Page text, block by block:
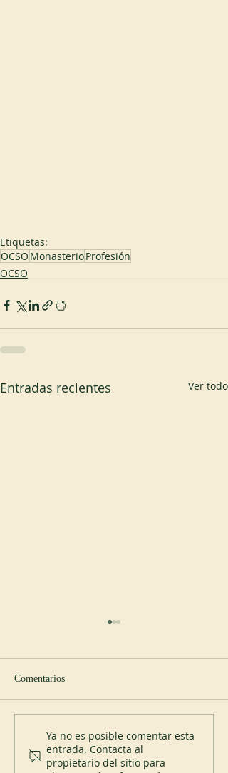
Etiquetas:
OCSO MonasterioProfesión
OCSO
Entradas recientes Ver todo
Comentarios
Ya no es posible comentar esta
entrada. Contacta al
propietario del sitio para